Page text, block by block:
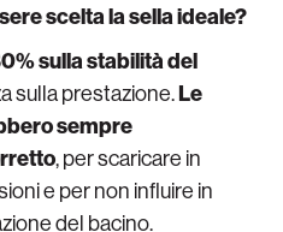
scelta la sella ideale?
sulla stabilità del
sulla prestazione.Le
sempre
, per scaricare in
e per non influire in
del bacino.